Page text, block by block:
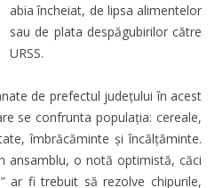
abia încheiat, de lipsa alimentelor
sau de plata despăgubirilor către
URSS.
de prefectul judeţului în acest
se confrunta populaţia: cereale,
îmbrăcăminte şi încălţăminte.
ansamblu, o notă optimistă, căci
ar fi trebuit să rezolve chipurile,